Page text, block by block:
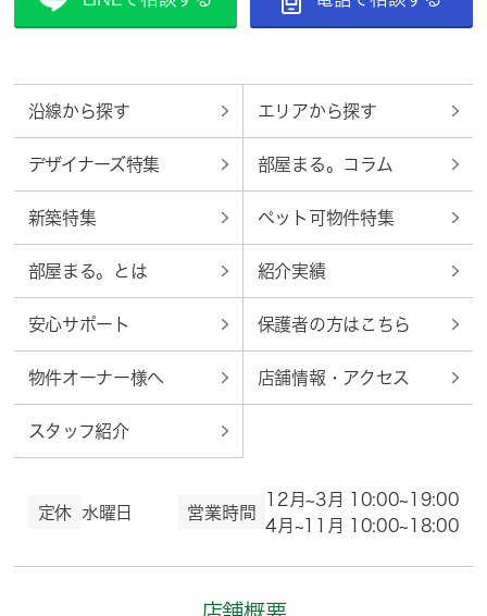
沿線から探す エリアから探す
デザイナーズ特集 部屋まる。コラム
新築特集 ペット可物件特集
部屋まる。とは 紹介実績
安心サポート 保護者の方はこちら
物件オーナー様へ 店舗情報・アクセス
スタッフ紹介
定休 水曜日 営業時間
12月~3月 10:00~19:00
4月~11月 10:00~18:00
店舗概要